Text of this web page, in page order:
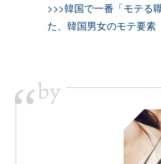
>>>韓国で一番「モテる
た、韓国男女のモテ要素
“by